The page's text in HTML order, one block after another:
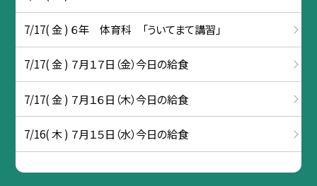
7/17( 金 ) ６年 体育科 「ういてまて講習」
7/17( 金 ) ７月１７日（金）今日の給食
7/17( 金 ) ７月１６日（木）今日の給食
7/16( 木 ) ７月１５日（水）今日の給食